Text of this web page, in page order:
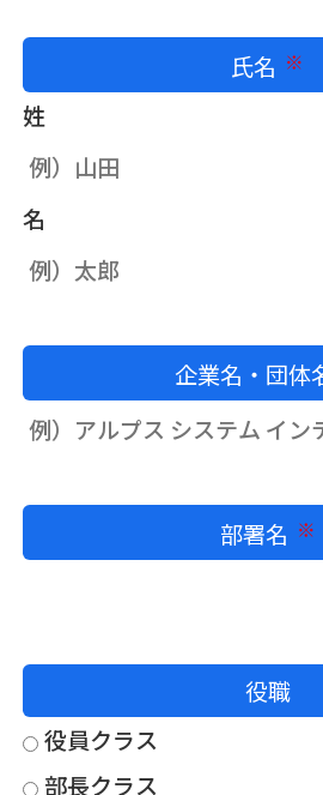
氏名
姓
名
企業名・団体
部署名
役職
役員クラス
部長クラス